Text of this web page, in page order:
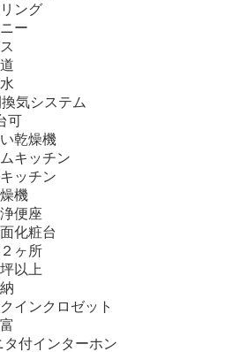
ング
ー
気システム
可
乾燥機
キッチン
ッチン
機
便座
化粧台
ヶ所
以上
インクロゼット
タ付インターホン